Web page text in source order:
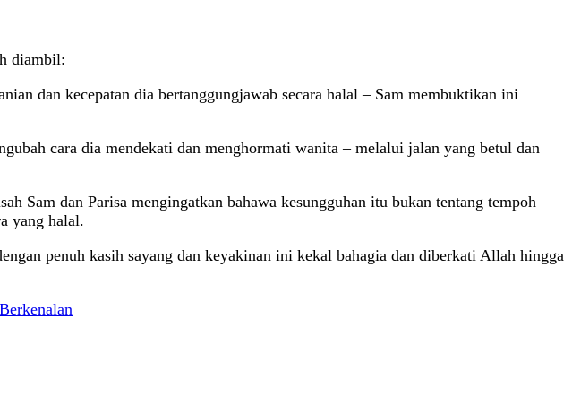
diambil:
dan kecepatan dia bertanggungjawab secara halal – Sam membuktikan ini
cara dia mendekati dan menghormati wanita – melalui jalan yang betul dan
Sam dan Parisa mengingatkan bahawa kesungguhan itu bukan tentang tempoh
yang halal.
penuh kasih sayang dan keyakinan ini kekal bahagia dan diberkati Allah hingga